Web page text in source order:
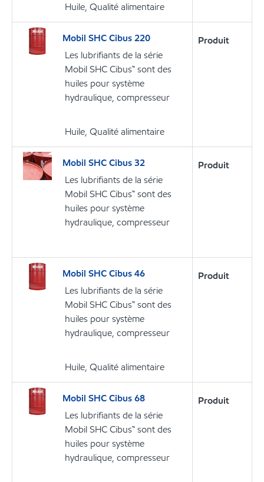
Huile, Qualité alimentaire
Mobil SHC Cibus 220
Les lubrifiants de la série
Mobil SHC Cibus™ sont des
huiles pour système
hydraulique, compresseur
Huile, Qualité alimentaire
Produit
Mobil SHC Cibus 32
Les lubrifiants de la série
Mobil SHC Cibus™ sont des
huiles pour système
hydraulique, compresseur
Produit
Mobil SHC Cibus 46
Les lubrifiants de la série
Mobil SHC Cibus™ sont des
huiles pour système
hydraulique, compresseur
Huile, Qualité alimentaire
Produit
Mobil SHC Cibus 68
Les lubrifiants de la série
Mobil SHC Cibus™ sont des
huiles pour système
hydraulique, compresseur
Produit